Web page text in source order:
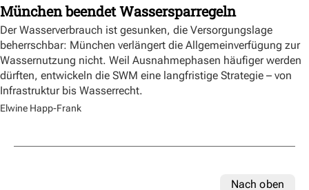
München beendet Wassersparregeln
Der Wasserverbrauch ist gesunken, die Versorgungslage
beherrschbar: München verlängert die Allgemeinverfügung zur
Wassernutzung nicht. Weil Ausnahmephasen häufiger werden
dürften, entwickeln die SWM eine langfristige Strategie – von
Infrastruktur bis Wasserrecht.
Elwine Happ-Frank
Nach oben